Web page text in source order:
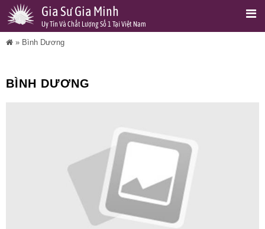
Gia Sư Gia Minh
Uy Tín Và Chất Lượng Số 1 Tại Việt Nam
» Bình Dương
BÌNH DƯƠNG